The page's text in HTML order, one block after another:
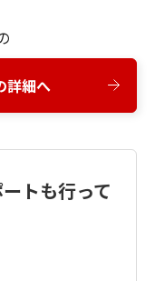
詳細へ
トも行って